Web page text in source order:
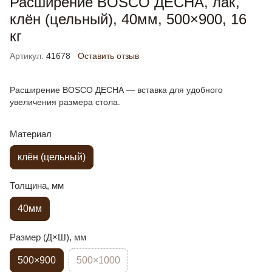
клён (цельный), 40мм, 500×900, 16
кг
Артикул: 41678 Оставить отзыв
Расширение BOSCO ДЕСНА — вставка для удобного
увеличения размера стола.
Материал
клён (цельный)
Толщина, мм
40мм
Размер (Д×Ш), мм
500×900 500×1000